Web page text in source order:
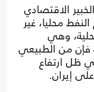
الاقتصادي
محليا، غير
وهي
فإن من الطبيعي
ظل ارتفاع
إيران.